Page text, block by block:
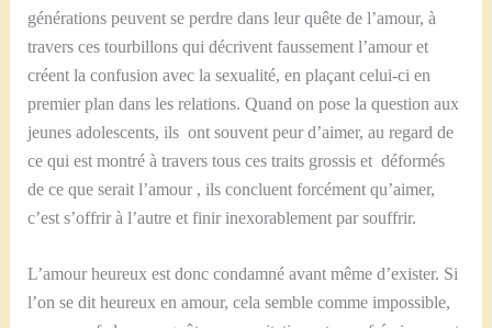
générations peuvent se perdre dans leur quête de l’amour, à
travers ces tourbillons qui décrivent faussement l’amour et
créent la confusion avec la sexualité, en plaçant celui-ci en
premier plan dans les relations. Quand on pose la question aux
jeunes adolescents, ils ont souvent peur d’aimer, au regard de
ce qui est montré à travers tous ces traits grossis et déformés
de ce que serait l’amour , ils concluent forcément qu’aimer,
c’est s’offrir à l’autre et finir inexorablement par souffrir.
L’amour heureux est donc condamné avant même d’exister. Si
l’on se dit heureux en amour, cela semble comme impossible,